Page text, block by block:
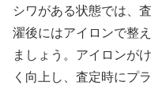
シワがある状態では、
濯後にはアイロンで整
ましょう。アイロンが
く向上し、査定時にプ